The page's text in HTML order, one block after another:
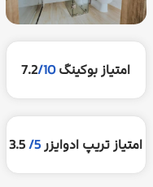
امتیاز بوکینگ 7.2/10
امتیاز تریپ ادوایزر5/
3.5